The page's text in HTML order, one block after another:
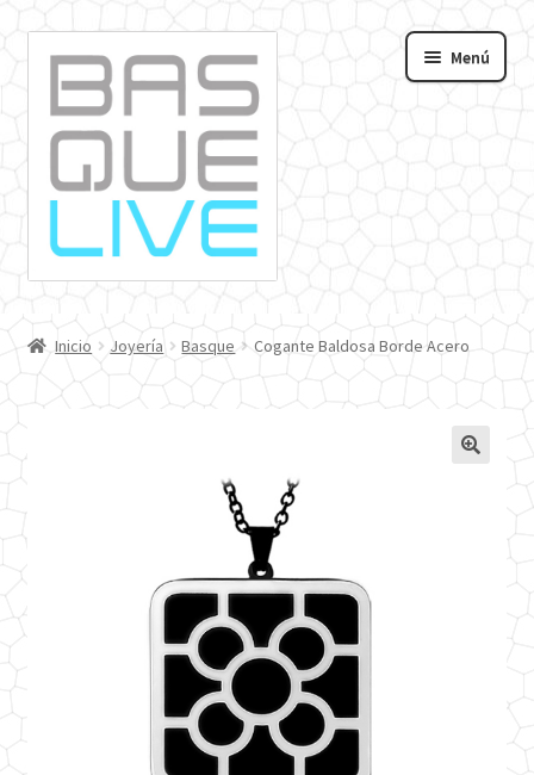
navegación
contenido
Menú
Inicio Joyería Basque Cogante Baldosa Borde Acero